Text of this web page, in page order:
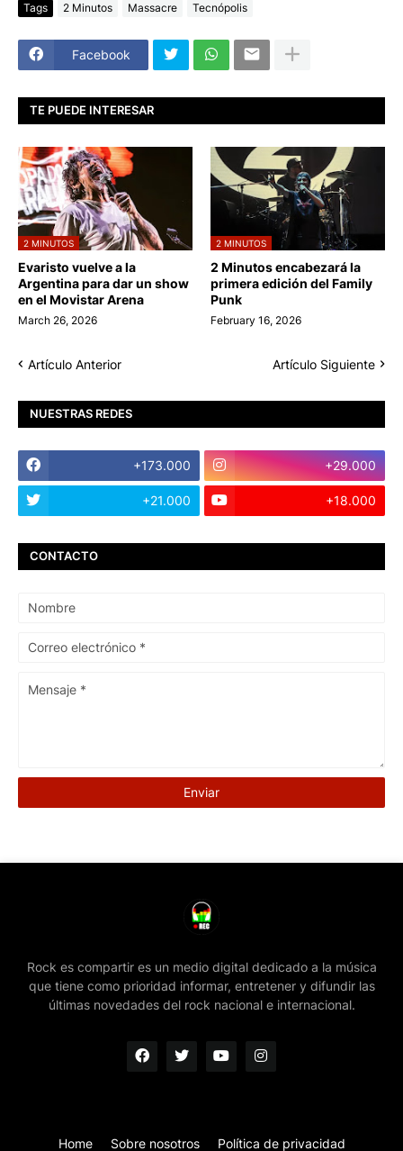
Tags 2 Minutos Massacre Tecnópolis
Facebook
TE PUEDE INTERESAR
2 MINUTOS
Evaristo vuelve a la
Argentina para dar un show
en el Movistar Arena
March 26, 2026
2 MINUTOS
2 Minutos encabezará la
primera edición del Family
Punk
February 16, 2026
Artículo Anterior Artículo Siguiente
NUESTRAS REDES
+173.000 +29.000
+21.000 +18.000
CONTACTO
Rock es compartir es un medio digital dedicado a la música
que tiene como prioridad informar, entretener y difundir las
últimas novedades del rock nacional e internacional.
Home Sobre nosotros Política de privacidad